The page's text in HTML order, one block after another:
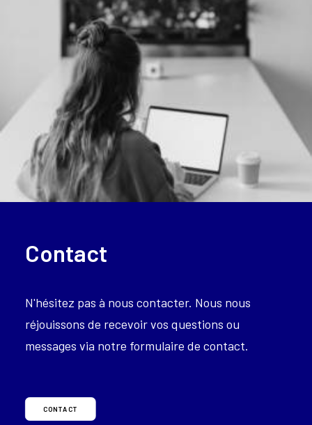
Contact
N'hésitez pas à nous contacter. Nous nous
réjouissons de recevoir vos questions ou
messages via notre formulaire de contact.
CONTACT